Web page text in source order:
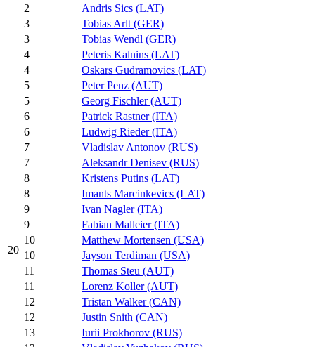
20
2
Andris Sics (LAT)
3
Tobias Arlt (GER)
3
Tobias Wendl (GER)
4
Peteris Kalnins (LAT)
4
Oskars Gudramovics (LAT)
5
Peter Penz (AUT)
5
Georg Fischler (AUT)
6
Patrick Rastner (ITA)
6
Ludwig Rieder (ITA)
7
Vladislav Antonov (RUS)
7
Aleksandr Denisev (RUS)
8
Kristens Putins (LAT)
8
Imants Marcinkevics (LAT)
9
Ivan Nagler (ITA)
9
Fabian Malleier (ITA)
10
Matthew Mortensen (USA)
10
Jayson Terdiman (USA)
11
Thomas Steu (AUT)
11
Lorenz Koller (AUT)
12
Tristan Walker (CAN)
12
Justin Snith (CAN)
13
Iurii Prokhorov (RUS)